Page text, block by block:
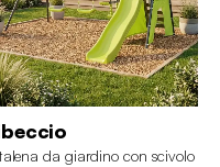
da giardino con scivolo